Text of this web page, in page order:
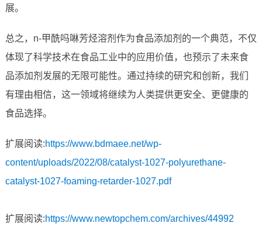
展。
总之，n-甲酰吗啉芳烃溶剂作为食品添加剂的一个典范，不仅
体现了科学技术在食品工业中的应用价值，也预示了未来食
品添加剂发展的无限可能性。通过持续的研究和创新，我们
有理由相信，这一领域将继续为人类提供更安全、更健康的
食品选择。
扩展阅读:https://www.bdmaee.net/wp-
content/uploads/2022/08/catalyst-1027-polyurethane-
catalyst-1027-foaming-retarder-1027.pdf
扩展阅读:https://www.newtopchem.com/archives/44992